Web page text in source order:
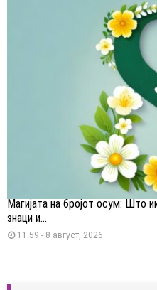
Магијата на бројот осум: Што
знаци и...
11:59 - 8 август, 2026